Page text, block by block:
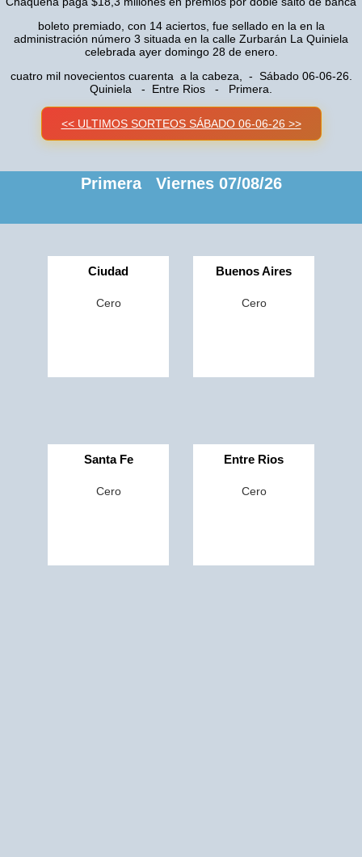
boleto premiado, con 14 aciertos, fue sellado en la en la
administración número 3 situada en la calle Zurbarán La Quiniela
celebrada ayer domingo 28 de enero.
cuatro mil novecientos cuarenta a la cabeza, - Sábado 06-06-26.
Quiniela - Entre Rios - Primera.
<< ULTIMOS SORTEOS SÁBADO 06-06-26 >>
Primera Viernes 07/08/26
Ciudad
Cero
Buenos Aires
Cero
Santa Fe
Cero
Entre Rios
Cero